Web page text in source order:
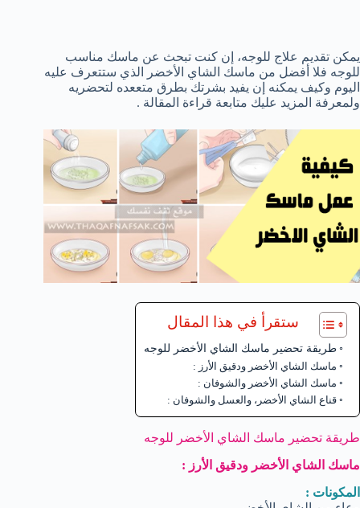
يمكن تقديم علاج للوجه، إن كنت تبحث عن ماسك مناسب
للوجه فلا أفضل من ماسك الشاي الأخضر الذي ستتعرف عليه
اليوم وكيف يمكنه إن يفيد بشرتك بطرق متععده لتحضريه
ولمعرفة المزيد عليك متابعة قراءة المقالة .
ستقرأ في هذا المقال
طريقة تحضير ماسك الشاي الأخضر للوجه
ماسك الشاي الأخضر ودقيق الأرز :
ماسك الشاي الأخضر والشوفان :
قناع الشاي الأخضر، والعسل والشوفان :
طريقة تحضير ماسك الشاي الأخضر للوجه
ماسك الشاي الأخضر ودقيق الأرز :
المكونات :